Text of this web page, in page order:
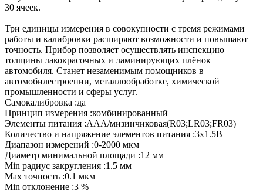
30 ячеек.
Три единицы измерения в совокупности с тремя режимами
работы и калибровки расширяют возможности и повышают
точность. Прибор позволяет осуществлять инспекцию
толщины лакокрасочных и ламинирующих плёнок
автомобиля. Станет незаменимым помощников в
автомобилестроении, металлообработке, химической
промышленности и сферы услуг.
Самокалибровка :да
Принцип измерения :комбинированный
Элементы питания :AAA/мизинчиковая(R03;LR03;FR03)
Количество и напряжение элементов питания :3х1.5B
Диапазон измерений :0-2000 мкм
Диаметр минимальной площади :12 мм
Min радиус закругления :1.5 мм
Max точность :0.1 мкм
Min отклонение :3 %